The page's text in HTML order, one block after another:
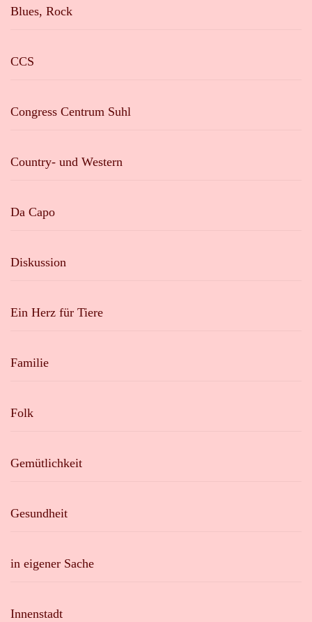
Blues, Rock
CCS
Congress Centrum Suhl
Country- und Western
Da Capo
Diskussion
Ein Herz für Tiere
Familie
Folk
Gemütlichkeit
Gesundheit
in eigener Sache
Innenstadt